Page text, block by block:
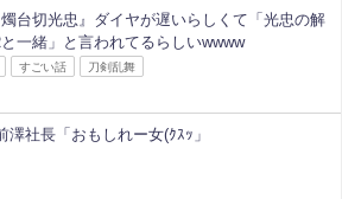
燭台切光忠』ダイヤが遅いらしくて「光忠の解
一緒」と言われてるらしいwwww
すごい話 刀剣乱舞
澤社長「おもしれー女(ｸｽｯ」